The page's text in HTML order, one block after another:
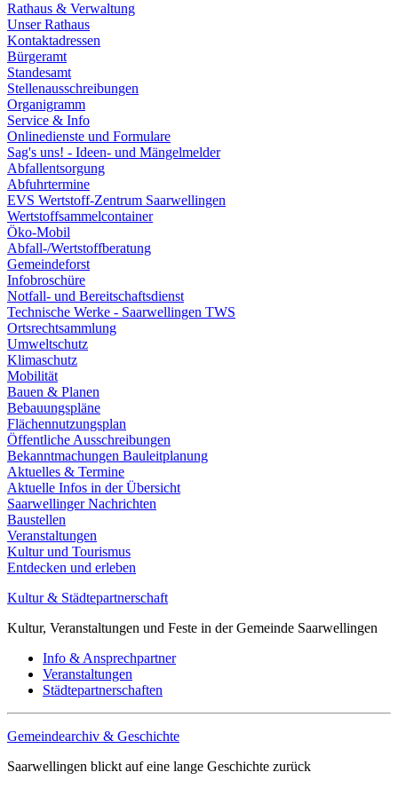
Rathaus & Verwaltung
Unser Rathaus
Kontaktadressen
Bürgeramt
Standesamt
Stellenausschreibungen
Organigramm
Service & Info
Onlinedienste und Formulare
Sag's uns! - Ideen- und Mängelmelder
Abfallentsorgung
Abfuhrtermine
EVS Wertstoff-Zentrum Saarwellingen
Wertstoffsammelcontainer
Öko-Mobil
Abfall-/Wertstoffberatung
Gemeindeforst
Infobroschüre
Notfall- und Bereitschaftsdienst
Technische Werke - Saarwellingen TWS
Ortsrechtsammlung
Umweltschutz
Klimaschutz
Mobilität
Bauen & Planen
Bebauungspläne
Flächennutzungsplan
Öffentliche Ausschreibungen
Bekanntmachungen Bauleitplanung
Aktuelles & Termine
Aktuelle Infos in der Übersicht
Saarwellinger Nachrichten
Baustellen
Veranstaltungen
Kultur und Tourismus
Entdecken und erleben
Kultur & Städtepartnerschaft
Kultur, Veranstaltungen und Feste in der Gemeinde Saarwellingen
Info & Ansprechpartner
Veranstaltungen
Städtepartnerschaften
Gemeindearchiv & Geschichte
Saarwellingen blickt auf eine lange Geschichte zurück